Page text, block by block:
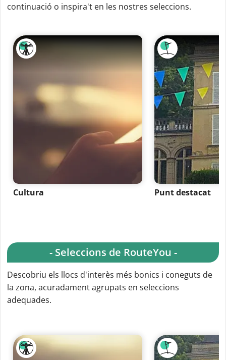
continuació o inspira't en les nostres seleccions.
Cultura Punt destacat
- Seleccions de RouteYou -
Descobriu els llocs d'interès més bonics i coneguts de
la zona, acuradament agrupats en seleccions
adequades.